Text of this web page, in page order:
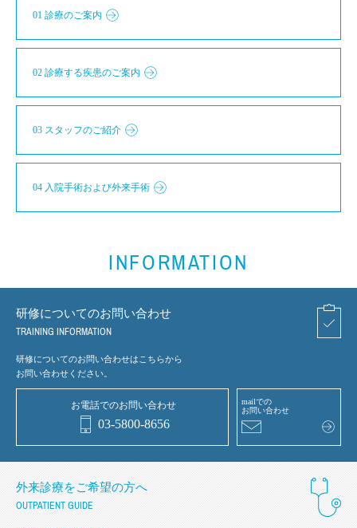
01 診療のご案内
02 診療する疾患のご案内
03 スタッフのご紹介
04 入院手術および外来手術
INFORMATION
研修についてのお問い合わせ
TRAINING INFORMATION
研修についてのお問い合わせはこちらから
お問い合わせください。
お電話でのお問い合わせ
03-5800-8656
mailでの
お問い合わせ
外来診療をご希望の方へ
OUTPATIENT GUIDE